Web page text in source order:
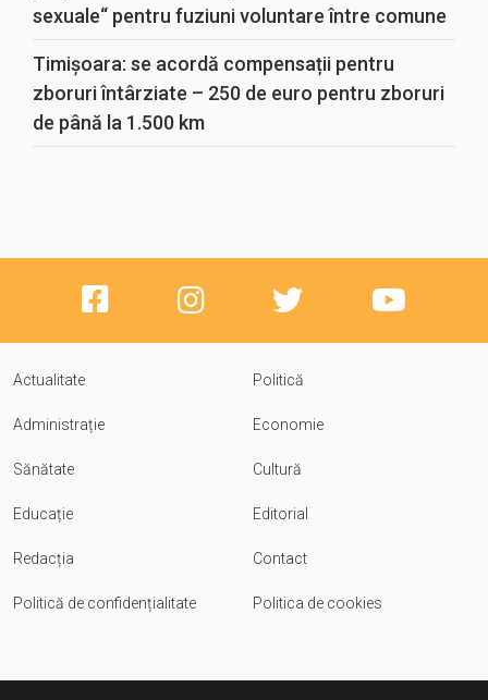
sexuale“ pentru fuziuni voluntare între comune
Timișoara: se acordă compensații pentru
zboruri întârziate – 250 de euro pentru zboruri
de până la 1.500 km
Actualitate Politică
Administrație Economie
Sănătate Cultură
Educație Editorial
Redacția Contact
Politică de confidențialitate Politica de cookies